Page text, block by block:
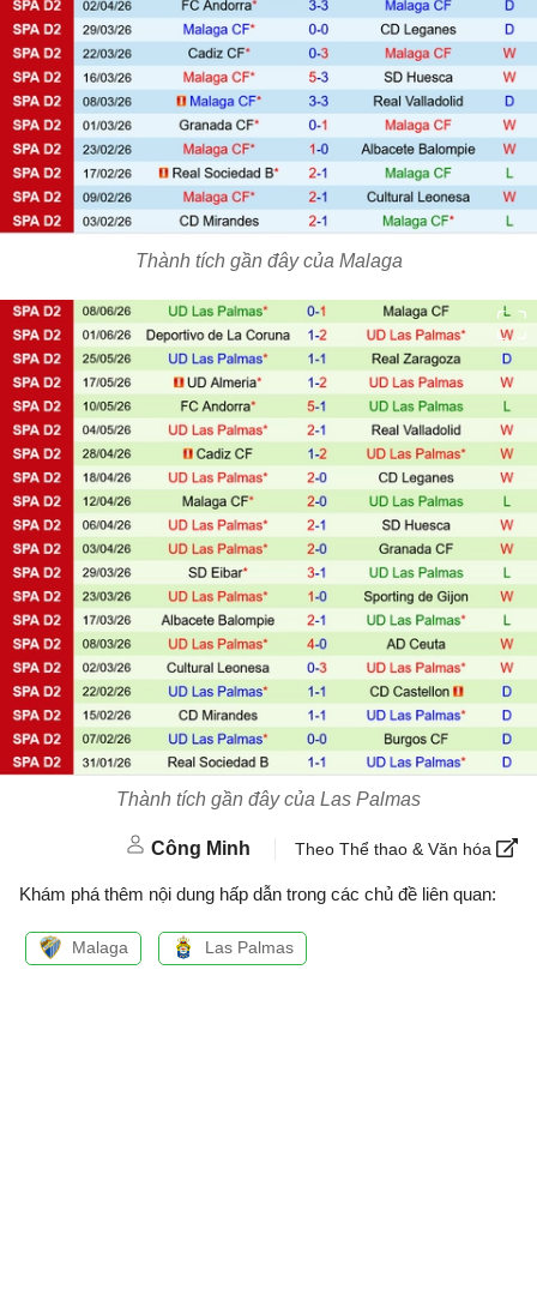
Thành tích gần đây của Malaga
Thành tích gần đây của Las Palmas
Công Minh Theo Thể thao & Văn hóa
Khám phá thêm nội dung hấp dẫn trong các chủ đề liên quan:
Malaga Las Palmas